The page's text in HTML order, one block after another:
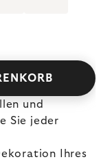
und
Sie jeder
Ihres